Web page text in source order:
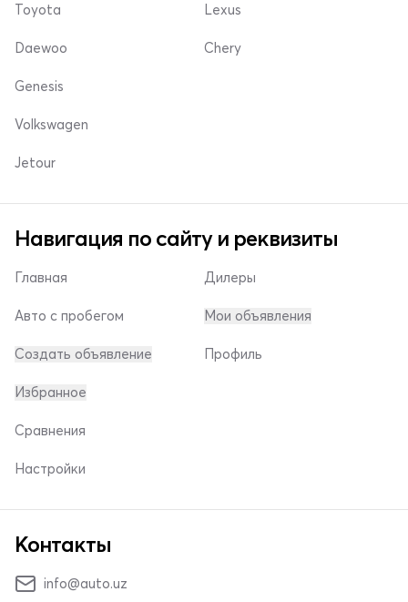
Toyota
Daewoo
Lexus
Chery
Genesis
Volkswagen
Jetour
Навигация по сайту и реквизиты
Главная
Авто с пробегом
Создать объявление
Дилеры
Мои объявления
Профиль
Избранное
Сравнения
Настройки
Контакты
info@auto.uz